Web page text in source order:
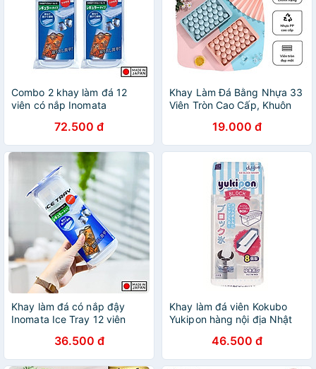
Combo 2 khay làm đá 12
viên có nắp Inomata
72.500 đ
Khay Làm Đá Bằng Nhựa 33
Viên Tròn Cao Cấp, Khuôn
Nắp Đậy - Chính hãng
MINIIN (Giao màu ngẫu
nhiên)
19.000 đ
Khay làm đá có nắp đậy
Inomata Ice Tray 12 viên
36.500 đ
Khay làm đá viên Kokubo
Yukipon hàng nội địa Nhật
46.500 đ